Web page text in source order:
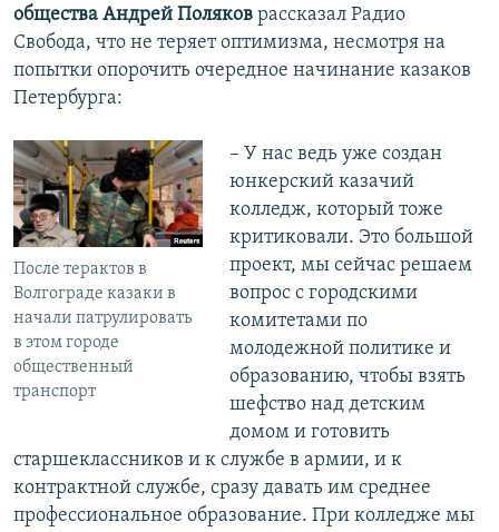
общества Андрей Поляков рассказал Радио
Свобода, что не теряет оптимизма, несмотря на
попытки опорочить очередное начинание казаков
Петербурга:
После терактов в
Волгограде казаки в
начали патрулировать
в этом городе
общественный
транспорт
– У нас ведь уже создан
юнкерский казачий
колледж, который тоже
критиковали. Это большой
проект, мы сейчас решаем
вопрос с городскими
комитетами по
молодежной политике и
образованию, чтобы взять
шефство над детским
домом и готовить
старшеклассников и к службе в армии, и к
контрактной службе, сразу давать им среднее
профессиональное образование. При колледже мы